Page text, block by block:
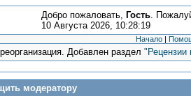
Добро пожаловать, Гость.
10 Августа 2026, 10:28:19
Начало |
Добавлен раздел"Рецензии
модератору